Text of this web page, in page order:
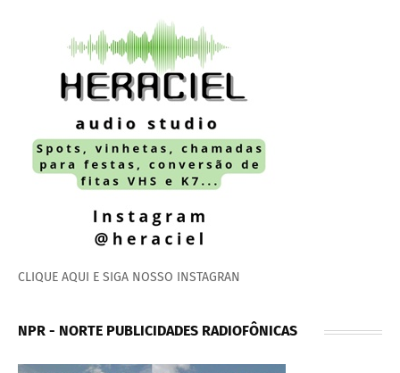
CLIQUE AQUI E SIGA NOSSO INSTAGRAN
NPR - NORTE PUBLICIDADES RADIOFÔNICAS